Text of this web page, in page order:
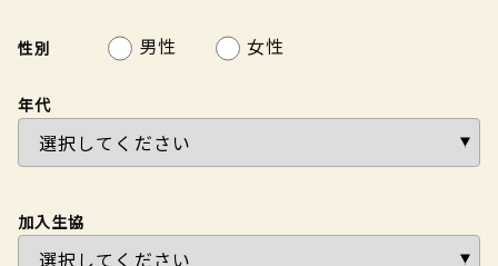
性別 男性 女性
年代
加入生協